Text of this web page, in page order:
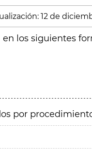
12 de
los siguientes
por